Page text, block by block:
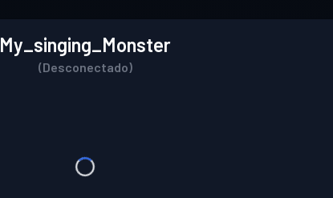
My_singing_Monster
(Desconectado)